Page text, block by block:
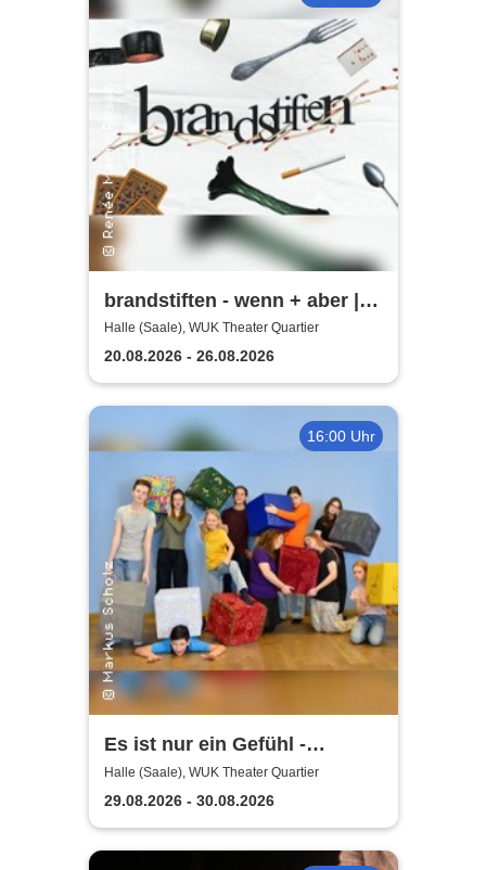
brandstiften - wenn + aber |
WUK Theater Quartier
Halle (Saale), WUK Theater Quartier
20.08.2026 - 26.08.2026
16:00 Uhr
Es ist nur ein Gefühl -
Kaltstarts Junges Musical
Halle (Saale), WUK Theater Quartier
29.08.2026 - 30.08.2026